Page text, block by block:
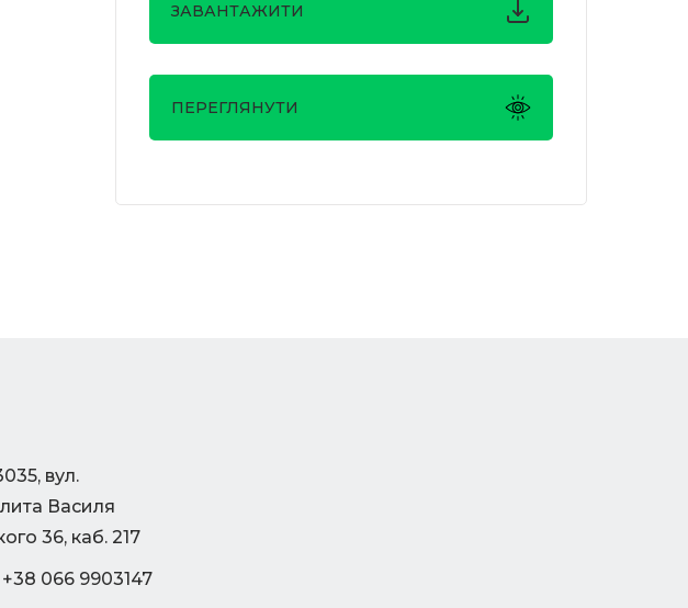
ЗАВАНТАЖИТИ
ПЕРЕГЛЯНУТИ
вул.
Василя
36, каб. 217
066 9903147